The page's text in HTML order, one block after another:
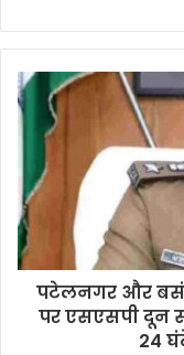
पटेलनगर और
पर एसएसपी दून
24